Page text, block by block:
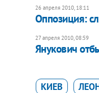
26 апреля 2010, 18:11
Оппозиция:
27 апреля 2010, 08:59
Янукович
КИЕВ